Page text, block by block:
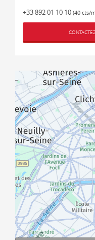
+33 892 01 10 10 (40 cts/